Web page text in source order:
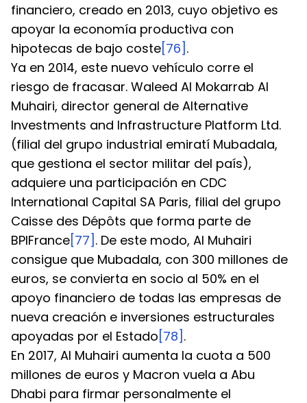
financiero, creado en 2013, cuyo objetivo es
apoyar la economía productiva con
hipotecas de bajo coste[76] .
Ya en 2014, este nuevo vehículo corre el
riesgo de fracasar. Waleed Al Mokarrab Al
Muhairi, director general de Alternative
Investments and Infrastructure Platform Ltd.
(filial del grupo industrial emiratí Mubadala,
que gestiona el sector militar del país),
adquiere una participación en CDC
International Capital SA Paris, filial del grupo
Caisse des Dépôts que forma parte de
BPIFrance[77] . De este modo, Al Muhairi
consigue que Mubadala, con 300 millones de
euros, se convierta en socio al 50% en el
apoyo financiero de todas las empresas de
nueva creación e inversiones estructurales
apoyadas por el Estado [78] .
En 2017, Al Muhairi aumenta la cuota a 500
millones de euros y Macron vuela a Abu
Dhabi para firmar personalmente el